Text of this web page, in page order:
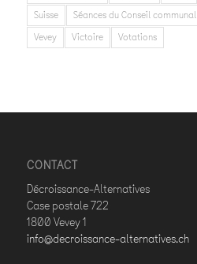
Suisse
Séances du Conseil communal
Vevey
Victoire Votations
CONTACT
Décroissance-Alternatives
Case postale 722
1800 Vevey 1
info@decroissance-alternatives.ch